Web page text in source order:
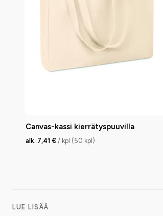
Canvas-kassi kierrätyspuuvilla
alk. 7,41 € / kpl (50 kpl)
LUE LISÄÄ